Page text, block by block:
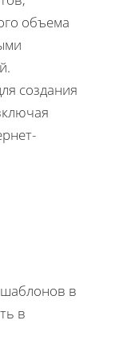
объема
создания
шаблонов в
в